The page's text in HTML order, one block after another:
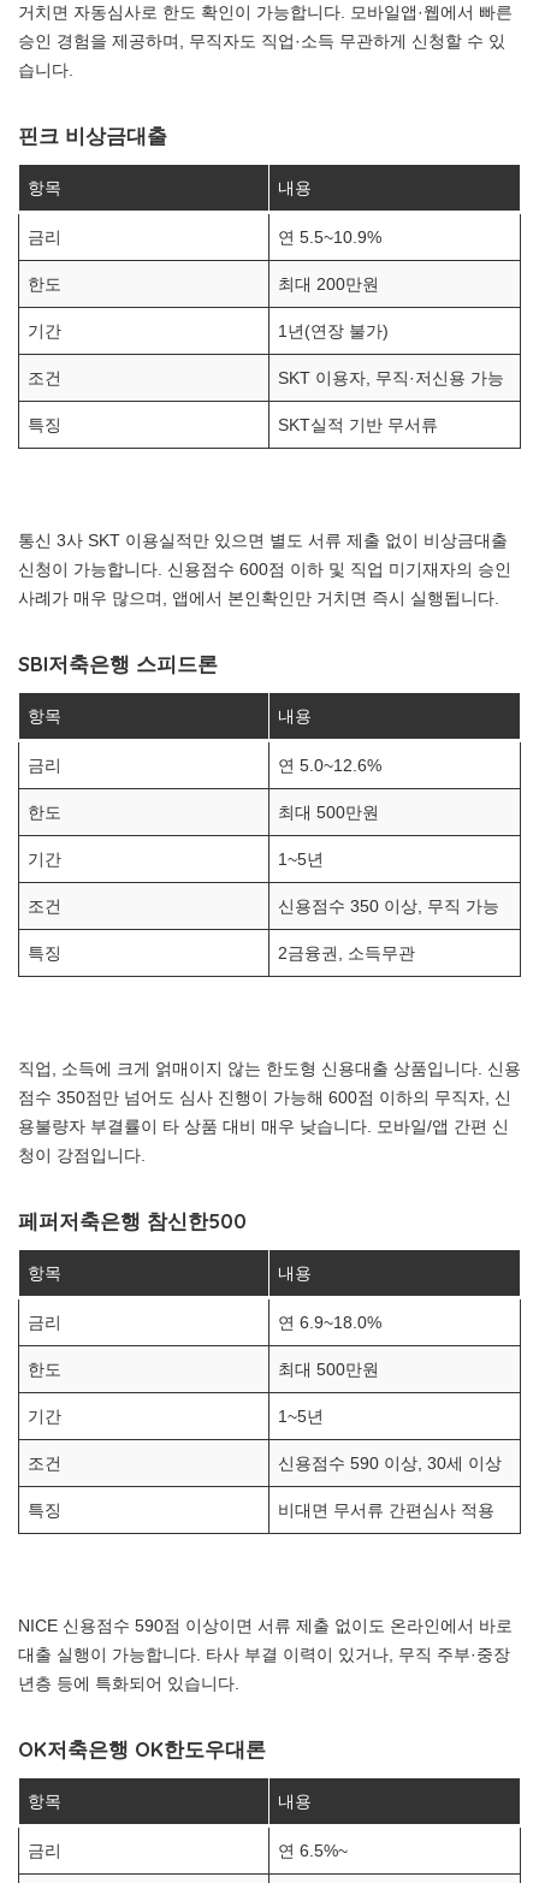
거치면 자동심사로 한도 확인이 가능합니다. 모바일앱·웹에서 빠른
승인 경험을 제공하며, 무직자도 직업·소득 무관하게 신청할 수 있
습니다.
핀크 비상금대출
항목 내용
금리 연 5.5~10.9%
한도 최대 200만원
기간 1년(연장 불가)
조건 SKT 이용자, 무직·저신용 가능
특징 SKT실적 기반 무서류
통신 3사 SKT 이용실적만 있으면 별도 서류 제출 없이 비상금대출
신청이 가능합니다. 신용점수 600점 이하 및 직업 미기재자의 승인
사례가 매우 많으며, 앱에서 본인확인만 거치면 즉시 실행됩니다.
SBI저축은행 스피드론
항목 내용
금리 연 5.0~12.6%
한도 최대 500만원
기간 1~5년
조건 신용점수 350 이상, 무직 가능
특징 2금융권, 소득무관
직업, 소득에 크게 얽매이지 않는 한도형 신용대출 상품입니다. 신용
점수 350점만 넘어도 심사 진행이 가능해 600점 이하의 무직자, 신
용불량자 부결률이 타 상품 대비 매우 낮습니다. 모바일/앱 간편 신
청이 강점입니다.
페퍼저축은행 참신한500
항목 내용
금리 연 6.9~18.0%
한도 최대 500만원
기간 1~5년
조건 신용점수 590 이상, 30세 이상
특징 비대면 무서류 간편심사 적용
NICE 신용점수 590점 이상이면 서류 제출 없이도 온라인에서 바로
대출 실행이 가능합니다. 타사 부결 이력이 있거나, 무직 주부·중장
년층 등에 특화되어 있습니다.
OK저축은행 OK한도우대론
항목 내용
금리 연 6.5%~